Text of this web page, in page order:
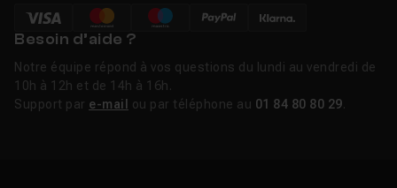
Besoin d’aide ?
Notre équipe répond à vos questions du lundi au vendredi de
10h à 12h et de 14h à 16h.
Support par e-mail ou par téléphone au 01 84 80 80 29